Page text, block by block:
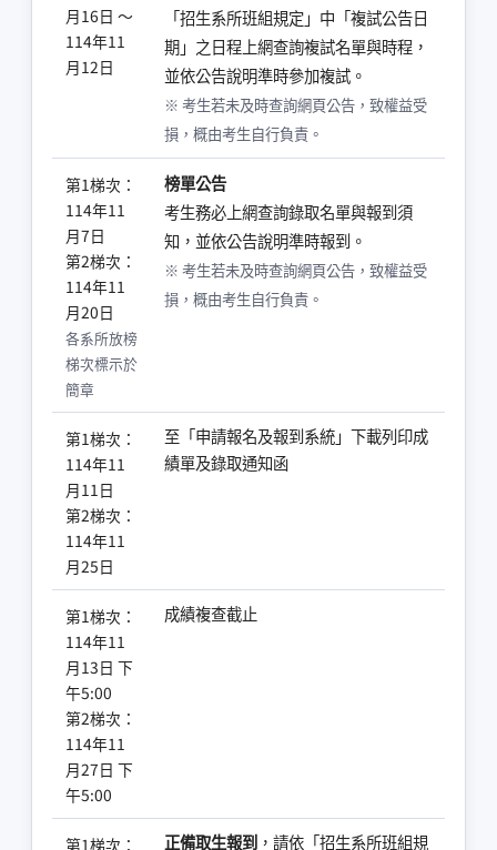
月16日 ～
114年11
月12日
「招生系所班組規定」中「複試公告日
期」之日程上網查詢複試名單與時程，
並依公告說明準時參加複試。
※ 考生若未及時查詢網頁公告，致權益受
損，概由考生自行負責。
第1梯次：
114年11
月7日
第2梯次：
114年11
月20日
各系所放榜
梯次標示於
簡章
榜單公告
考生務必上網查詢錄取名單與報到須
知，並依公告說明準時報到。
※ 考生若未及時查詢網頁公告，致權益受
損，概由考生自行負責。
第1梯次：
114年11
月11日
第2梯次：
114年11
月25日
至「申請報名及報到系統」下載列印成
績單及錄取通知函
第1梯次：
114年11
月13日 下
午5:00
第2梯次：
114年11
月27日 下
午5:00
成績複查截止
第1梯次： 正備取生報到 ，請依「招生系所班組規